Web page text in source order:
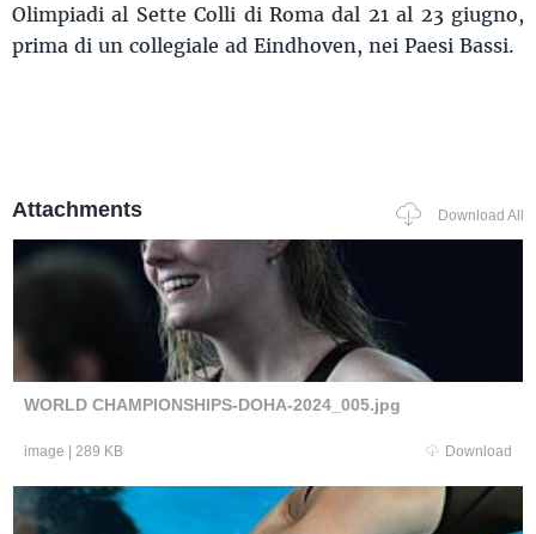
Olimpiadi al Sette Colli di Roma dal 21 al 23 giugno,
prima di un collegiale ad Eindhoven, nei Paesi Bassi.
Attachments Download All
WORLD CHAMPIONSHIPS-DOHA-2024_005.jpg
image 289 KB Download